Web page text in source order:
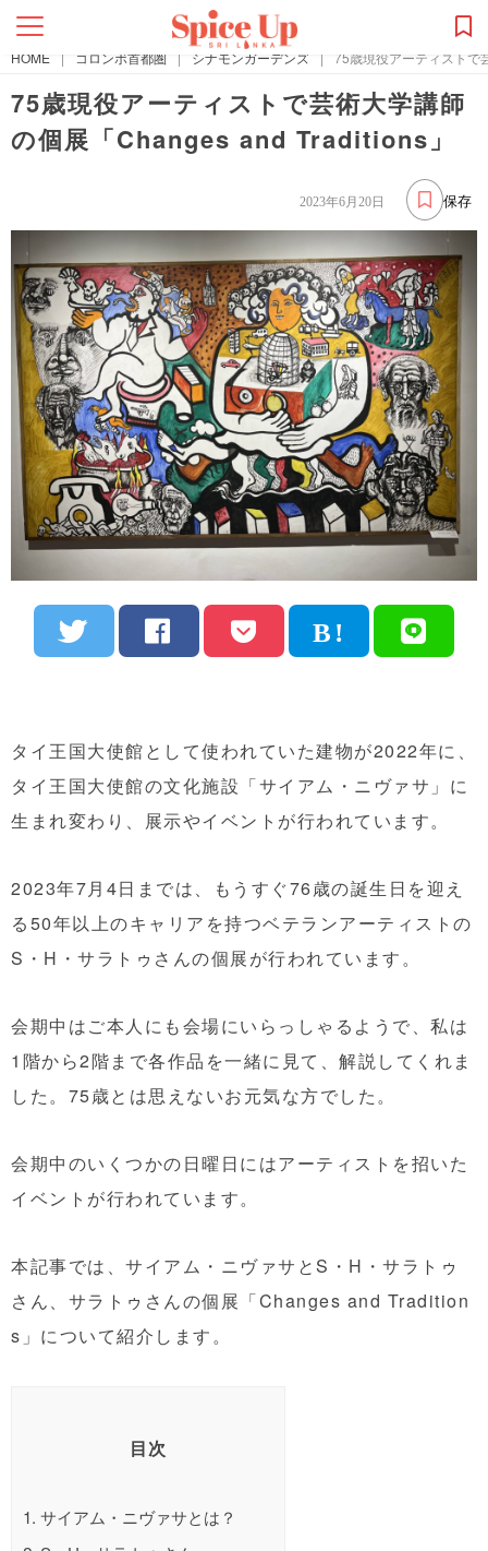
HOME | コロンボ首都圏 | シナモンガーデンズ | 75歳現役アーティスト
75歳現役アーティストで芸術大学講師
の個展「Changes and Traditions」
保存
2023年6月20日
タイ王国大使館として使われていた建物が2022年に、
タイ王国大使館の文化施設「サイアム・ニヴァサ」に
生まれ変わり、展示やイベントが行われています。
2023年7月4日までは、もうすぐ76歳の誕生日を迎え
る50年以上のキャリアを持つベテランアーティストの
S・H・サラトゥさんの個展が行われています。
会期中はご本人にも会場にいらっしゃるようで、私は
1階から2階まで各作品を一緒に見て、解説してくれま
した。75歳とは思えないお元気な方でした。
会期中のいくつかの日曜日にはアーティストを招いた
イベントが行われています。
本記事では、サイアム・ニヴァサとS・H・サラトゥ
さん、サラトゥさんの個展「Changes and Tradition
s」について紹介します。
目次
1. サイアム・ニヴァサとは？